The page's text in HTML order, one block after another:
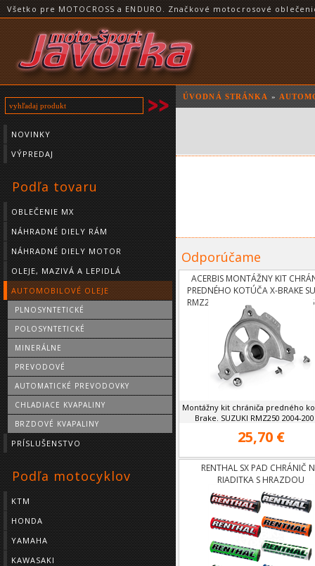
Všetko pre MOTOCROSS a ENDURO. Značkové motocrosové
NOVINKY
VÝPREDAJ
Podľa tovaru
OBLEČENIE MX
NÁHRADNÉ DIELY RÁM
NÁHRADNÉ DIELY MOTOR
OLEJE, MAZIVÁ A LEPIDLÁ
AUTOMOBILOVÉ OLEJE
PLNOSYNTETICKÉ
POLOSYNTETICKÉ
MINERÁLNE
PREVODOVÉ
AUTOMATICKÉ PREVODOVKY
CHLADIACE KVAPALINY
BRZDOVÉ KVAPALINY
PRÍSLUŠENSTVO
Podľa motocyklov
KTM
HONDA
YAMAHA
KAWASAKI
ÚVODNÁ STRÁNKA »
Odporúčame
ACERBIS MONTÁŽNY KIT
PREDNÉHO KOTÚČA X-BRAKE
RMZ250 04-06, KAWASAKI
05
Montážny kit chrániča predného
Brake. SUZUKI RMZ250 2004-
25,70 €
RENTHAL SX PAD CHRÁNIČ
RIADITKA S HRAZDOU